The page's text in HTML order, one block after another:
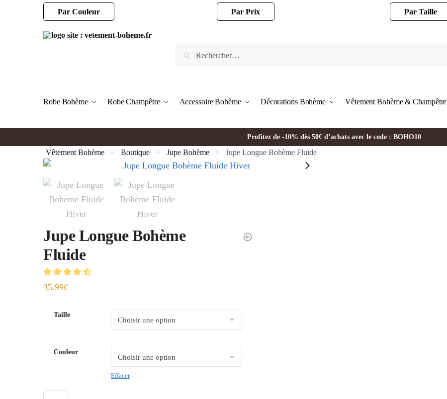
Par Couleur Par Prix Par Taille
Robe Bohème Robe Champêtre Accessoire Bohème Décorations Bohème Vêtement Bohème & Champêtre
Profitez de -10% dès 50€ d’achats avec le code : BOHO10
Vêtement Bohème » Boutique » Jupe Bohème » Jupe Longue Bohème Fluide
Jupe Longue Bohème
Fluide
35.99€
Taille
Couleur
Effacer